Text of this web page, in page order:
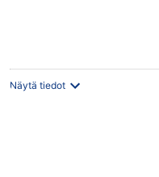
Näytä tiedot